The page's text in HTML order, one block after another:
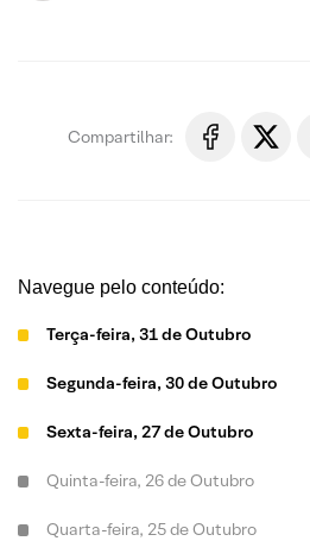
Compartilhar:
Navegue pelo conteúdo:
Terça-feira, 31 de Outubro
Segunda-feira, 30 de Outubro
Sexta-feira, 27 de Outubro
Quinta-feira, 26 de Outubro
Quarta-feira, 25 de Outubro